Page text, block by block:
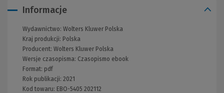
Informacje
Wydawnictwo: Wolters Kluwer Polska
Kraj produkcji: Polska
Producent: Wolters Kluwer Polska
Wersje czasopisma: Czasopismo ebook
Format: pdf
Rok publikacji: 2021
Kod towaru: EBO-5405 202112